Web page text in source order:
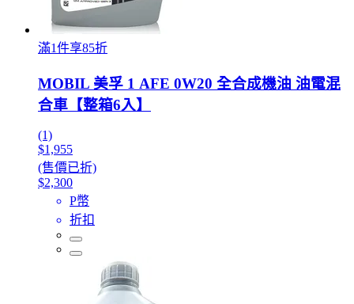
滿1件享85折
MOBIL 美孚 1 AFE 0W20 全合成機油 油電混
合車【整箱6入】
(1)
$1,955
(售價已折)
$2,300
P幣
折扣